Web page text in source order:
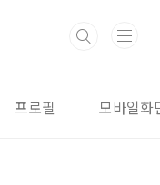
프로필 모바일화